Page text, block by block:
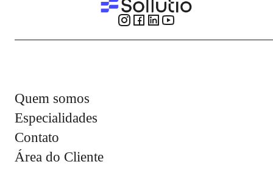
Quem somos
Especialidades
Contato
Área do Cliente